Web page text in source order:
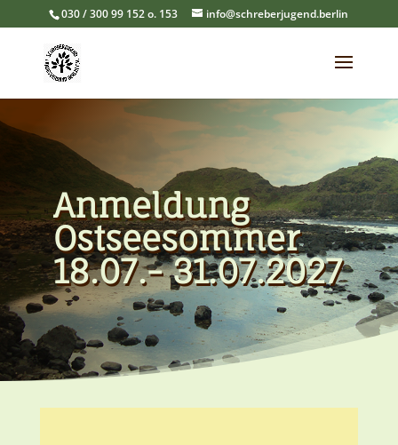
030 / 300 99 152 o. 153 info@schreberjugend.berlin
Anmeldung
Ostseesommer
18.07.- 31.07.2027